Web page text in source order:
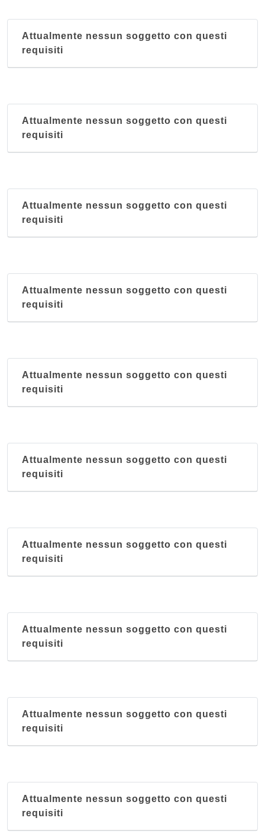
Attualmente nessun soggetto con questi
requisiti
Attualmente nessun soggetto con questi
requisiti
Attualmente nessun soggetto con questi
requisiti
Attualmente nessun soggetto con questi
requisiti
Attualmente nessun soggetto con questi
requisiti
Attualmente nessun soggetto con questi
requisiti
Attualmente nessun soggetto con questi
requisiti
Attualmente nessun soggetto con questi
requisiti
Attualmente nessun soggetto con questi
requisiti
Attualmente nessun soggetto con questi
requisiti